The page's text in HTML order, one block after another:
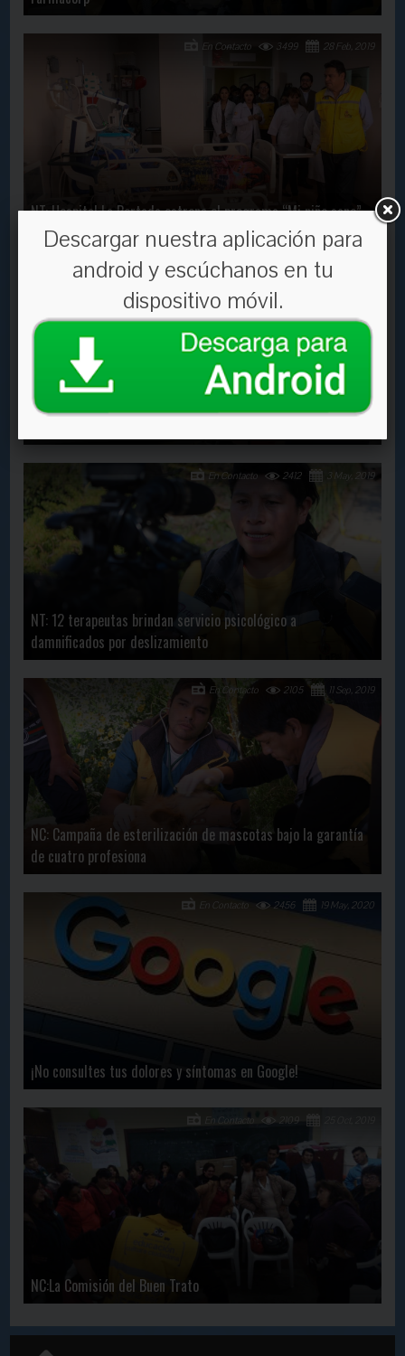
NT: Hospital La Portada estrena el programa “Mi niño sano”
28 Feb, 2019
3499
En Contacto
En Contacto
NT: 12 terapeutas brindan servicio psicológico a
damnificados por deslizamiento
3 May, 2019
2412
En Contacto
NC: Campaña de esterilización de mascotas bajo la garantía
de cuatro profesiona
11 Sep, 2019
2105
En Contacto
¡No consultes tus dolores y síntomas en Google!
19 May, 2020
2456
En Contacto
NC:La Comisión del Buen Trato
2109
En Contacto
Descargar nuestra aplicación para
android y escúchanos en tu
dispositivo móvil.